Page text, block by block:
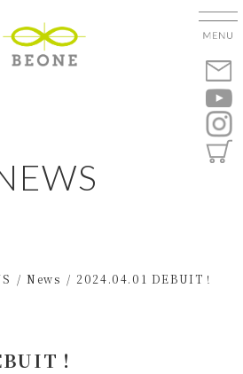
News 2024.04.01 DEBUIT！
！